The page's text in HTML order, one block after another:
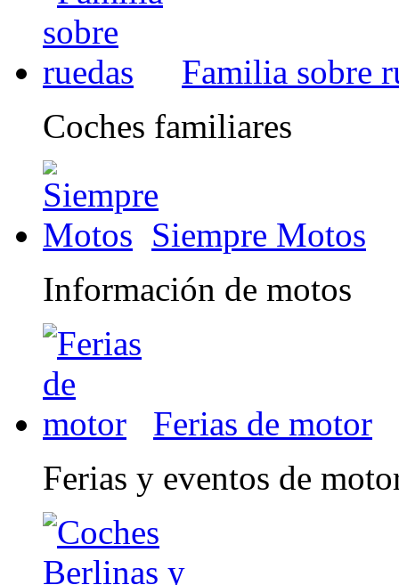
Familia sobre
Coches familiares
Siempre Motos
Información de motos
Ferias de motor
Ferias y eventos de